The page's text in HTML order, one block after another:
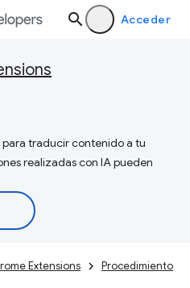
Acceder
traducir contenido a tu
realizadas con IA pueden
Extensions Procedimiento